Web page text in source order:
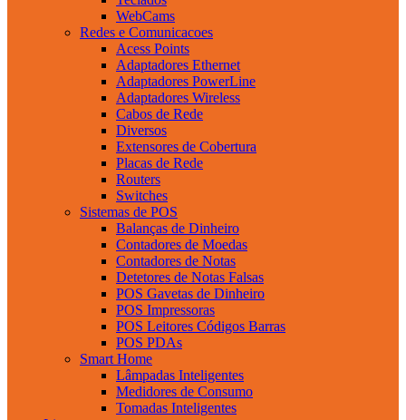
WebCams
Redes e Comunicacoes
Acess Points
Adaptadores Ethernet
Adaptadores PowerLine
Adaptadores Wireless
Cabos de Rede
Diversos
Extensores de Cobertura
Placas de Rede
Routers
Switches
Sistemas de POS
Balanças de Dinheiro
Contadores de Moedas
Contadores de Notas
Detetores de Notas Falsas
POS Gavetas de Dinheiro
POS Impressoras
POS Leitores Códigos Barras
POS PDAs
Smart Home
Lâmpadas Inteligentes
Medidores de Consumo
Tomadas Inteligentes